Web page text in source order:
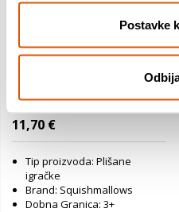
Postavke
izvanzemaljac - 35cm
11,70 €
Tip proizvoda: Plišane
igračke
Brand: Squishmallows
Dobna Granica: 3+